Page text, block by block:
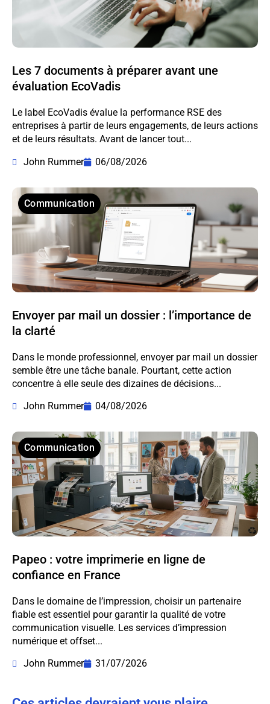
Les 7 documents à préparer avant une
évaluation EcoVadis
Le label EcoVadis évalue la performance RSE des
entreprises à partir de leurs engagements, de leurs actions
et de leurs résultats. Avant de lancer tout...
John Rummer
06/08/2026
Communication
Envoyer par mail un dossier : l’importance de
la clarté
Dans le monde professionnel, envoyer par mail un dossier
semble être une tâche banale. Pourtant, cette action
concentre à elle seule des dizaines de décisions...
John Rummer
04/08/2026
Communication
Papeo : votre imprimerie en ligne de
confiance en France
Dans le domaine de l’impression, choisir un partenaire
fiable est essentiel pour garantir la qualité de votre
communication visuelle. Les services d’impression
numérique et offset...
John Rummer
31/07/2026